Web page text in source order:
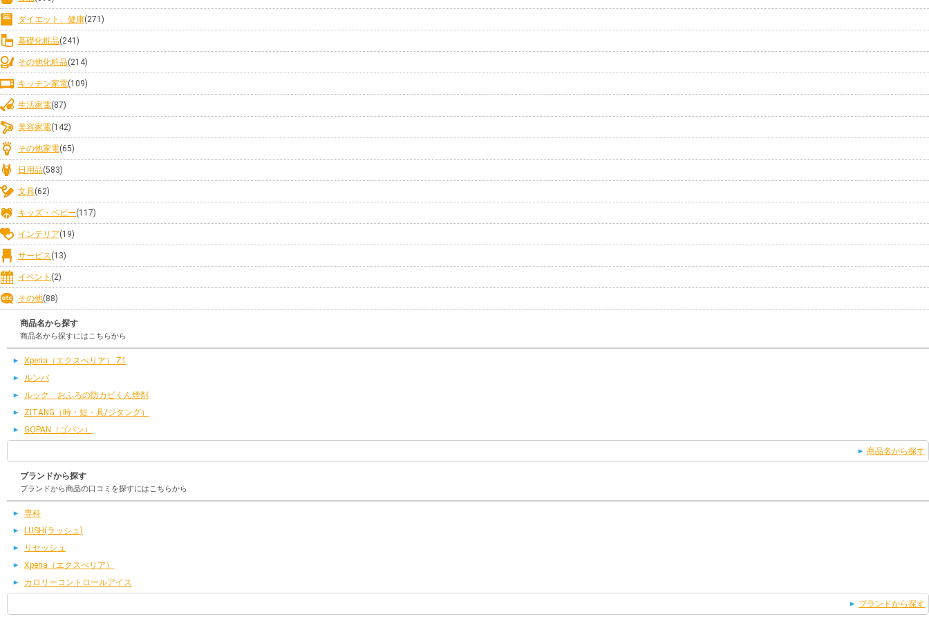
ダイエット、健康(271)
基礎化粧品(241)
その他化粧品(214)
キッチン家電(109)
生活家電(87)
美容家電(142)
その他家電(65)
日用品(583)
文具(62)
キッズ・ベビー(117)
インテリア(19)
サービス(13)
イベント (2)
その他(88)
商品名から探す
商品名から探すにはこちらから
Xperia（エクスぺリア） Z1
ルンバ
ルック おふろの防カビくん煙剤
ZITANG（時・短・具/ジタング）
GOPAN（ゴパン）
商品名から探す
ブランドから探す
ブランドから商品の口コミを探すにはこちらから
専科
LUSH(ラッシュ)
リセッシュ
Xperia（エクスぺリア）
カロリーコントロールアイス
ブランドから探す